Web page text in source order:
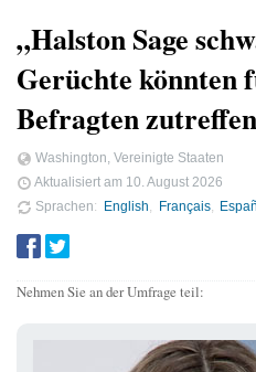
„Halston Sage
Gerüchte könnten
Befragten zutreffen
Washington, Vereinigte Staaten
Aktualisiert am 10. August 2026
Sprachen
English Français
Nehmen Sie an der Umfrage teil: